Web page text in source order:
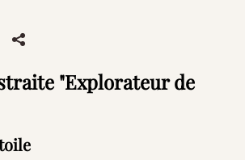
"Explorateur de